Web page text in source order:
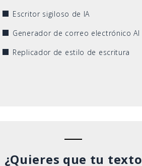
Escritor sigiloso de IA
Generador de correo electrónico AI
Replicador de estilo de escritura
¿Quieres que tu texto